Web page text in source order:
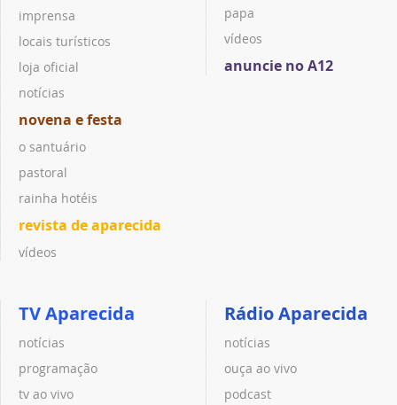
imprensa
locais turísticos
loja oficial
notícias
novena e festa
o santuário
pastoral
rainha hotéis
revista de aparecida
vídeos
papa
vídeos
anuncie no A12
TV Aparecida
notícias
programação
tv ao vivo
Rádio Aparecida
notícias
ouça ao vivo
podcast